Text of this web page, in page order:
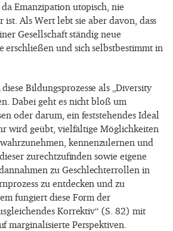
Emanzipation utopisch, nie
Als Wert lebt sie aber davon, dass
Gesellschaft ständig neue
erschließen und sich selbstbestimmt in
Bildungsprozesse als „Diversity
Dabei geht es nicht bloß um
oder darum, ein feststehendes Ideal
wird geübt, vielfältige Möglichkeiten
kennenzulernen und
zurechtzufinden sowie eigene
zu Geschlechterrollen in
zu entdecken und zu
fungiert diese Form der
Korrektiv“ (S. 82) mit
marginalisierte Perspektiven.